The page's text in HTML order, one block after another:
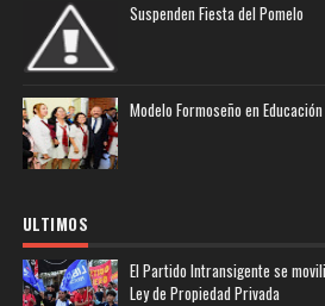
Suspenden Fiesta del Pomelo
Modelo Formoseño en Educación
ULTIMOS
El Partido Intransigente se
Ley de Propiedad Privada